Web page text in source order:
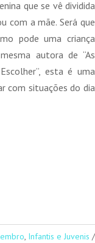
que se vê dividida
com a mãe. Será que
pode uma criança
autora de “As
esta é uma
com situações do dia
Infantis e Juvenis